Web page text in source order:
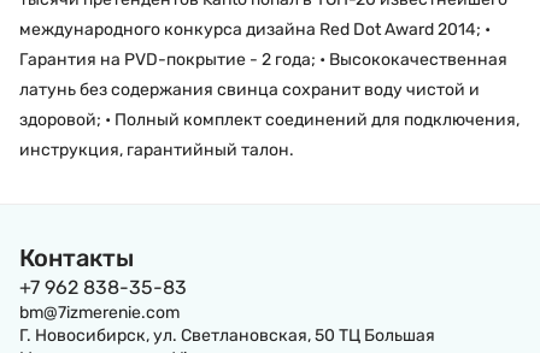
международного конкурса дизайна Red Dot Award 2014; •
Гарантия на PVD-покрытие - 2 года; • Высококачественная
латунь без содержания свинца сохранит воду чистой и
здоровой; • Полный комплект соединений для подключения,
инструкция, гарантийный талон.
Контакты
+7 962 838-35-83
bm@7izmerenie.com
Г. Новосибирск, ул. Светлановская, 50 ТЦ Большая